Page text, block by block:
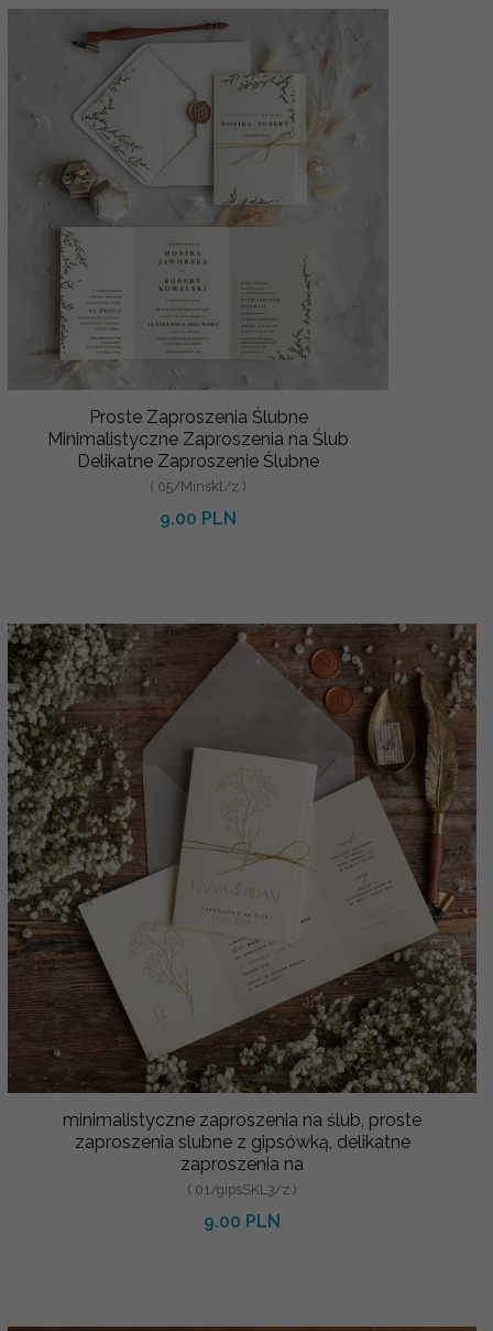
Proste Zaproszenia Ślubne
Minimalistyczne Zaproszenia na Ślub
Delikatne Zaproszenie Ślubne
( 05/Minskl/z )
9.00 PLN
minimalistyczne zaproszenia na ślub, proste
zaproszenia slubne z gipsówką, delikatne
zaproszenia na
( 01/gipsSKL3/z )
9.00 PLN